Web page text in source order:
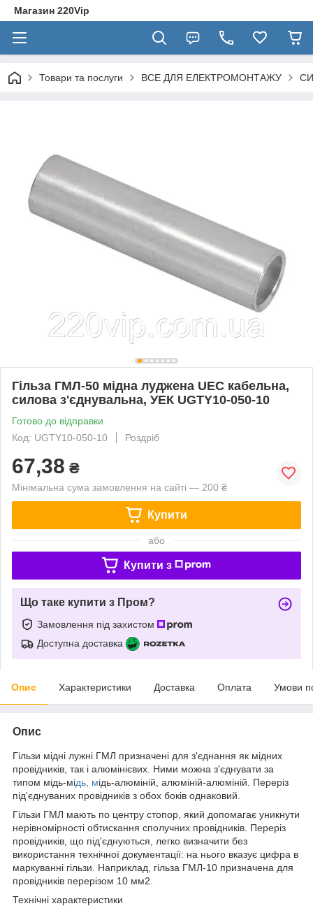
Магазин 220Vip
Товари та послуги ВСЕ ДЛЯ ЕЛЕКТРОМОНТАЖУ
Гільза ГМЛ-50 мідна луджена UEC кабельна,
силова з'єднувальна, УЕК UGTY10-050-10
Готово до відправки
Код: UGTY10-050-10
Роздріб
67,38 ₴
Мінімальна сума замовлення на сайті — 200 ₴
Купити
або
Купити з
Що таке купити з Пром?
Замовлення під захистом
Доступна доставка
Опис Характеристики Доставка Оплата Умови
Опис
Гільзи мідні лужні ГМЛ призначені для з'єднання як мідних
провідників, так і алюмінієвих. Ними можна з'єднувати за
типом мідь-мідь, мідь-алюміній, алюміній-алюміній. Переріз
під'єднуваних провідників з обох боків однаковий.
Гільзи ГМЛ мають по центру стопор, який допомагає уникнути
нерівномірності обтискання сполучних провідників. Переріз
провідників, що під'єднуються, легко визначити без
використання технічної документації: на нього вказує цифра в
маркуванні гільзи. Наприклад, гільза ГМЛ-10 призначена для
провідників перерізом 10 мм2.
Технічні характеристики